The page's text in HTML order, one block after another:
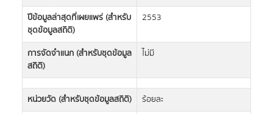
ปีข้อมูลล่าสุดที่เผยแพร่ (สำหรับ
ชุดข้อมูลสถิติ)
2553
การจัดจำแนก (สำหรับชุดข้อมูล
สถิติ)
ไม่มี
หน่วยวัด (สำหรับชุดข้อมูลสถิติ)
ร้อยละ